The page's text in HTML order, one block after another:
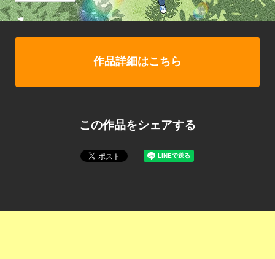
作品詳細はこちら
この作品をシェアする